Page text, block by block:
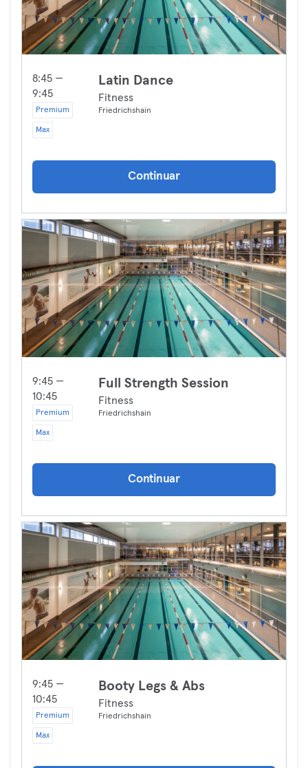
8:45 —
9:45
Premium
Max
Latin Dance
Fitness
Friedrichshain
Continuar
9:45 —
10:45
Premium
Max
Full Strength Session
Fitness
Friedrichshain
Continuar
9:45 —
10:45
Premium
Max
Booty Legs & Abs
Fitness
Friedrichshain